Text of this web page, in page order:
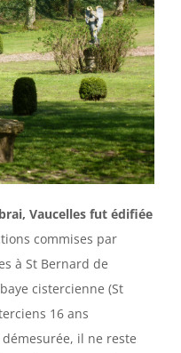
Vaucelles fut édifiée
commises par
à St Bernard de
cistercienne (St
16 ans
il ne reste